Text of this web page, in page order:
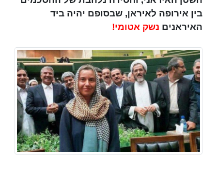
בין אירופה לאיראן, שבסופם יהיה ביד
האיראנים נשק אטומי!